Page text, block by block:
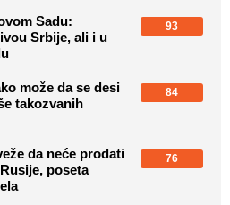
Sadu:
Srbije, ali i u
93
može da se desi
takozvanih
84
da neće prodati
poseta
76